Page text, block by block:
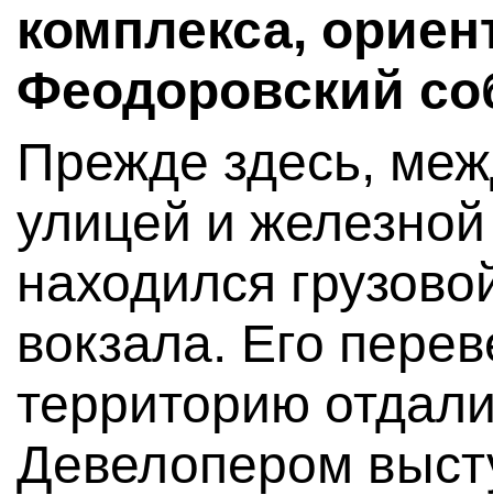
комплекса,
Феодоровский
Прежде здесь,
улицей и
находился
вокзала. Его
территорию
Девелопером